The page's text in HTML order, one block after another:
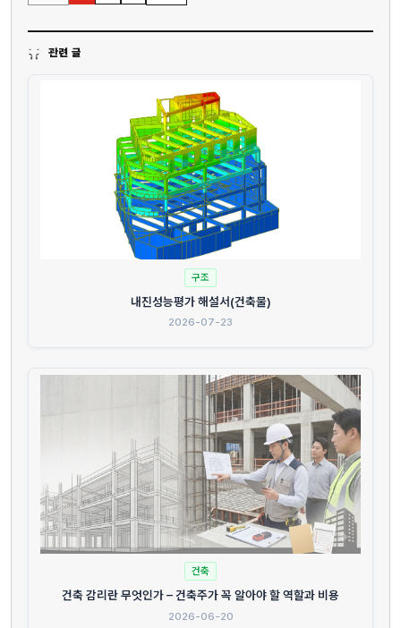
관련 글
구조
내진성능평가 해설서(건축물)
2026-07-23
건축
건축 감리란 무엇인가 – 건축주가 꼭 알아야 할 역할과 비용
2026-06-20